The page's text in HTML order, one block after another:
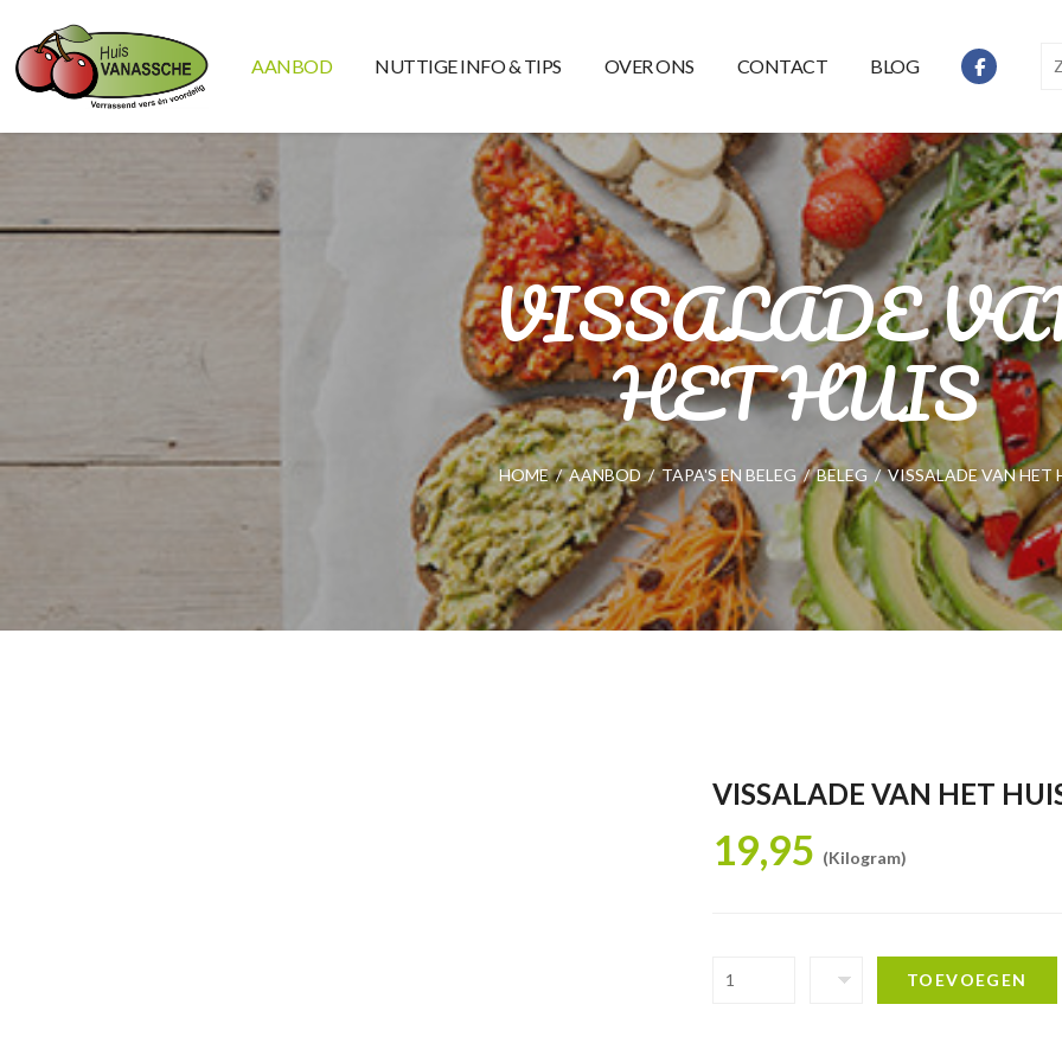
AANBOD NUTTIGE INFO & TIPS OVER ONS CONTACT BLOG
VISSALADE
HET HUIS
HOME / AANBOD / TAPA'S EN BELEG / BELEG / VISSALADE VAN HET
VISSALADE VAN HET
19,95 (Kilogram)
TOEVOEGEN